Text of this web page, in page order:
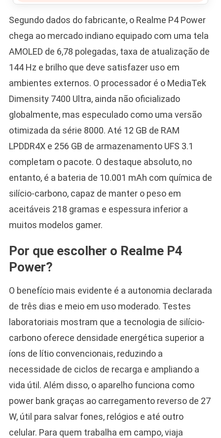
Segundo dados do fabricante, o Realme P4 Power
chega ao mercado indiano equipado com uma tela
AMOLED de 6,78 polegadas, taxa de atualização de
144 Hz e brilho que deve satisfazer uso em
ambientes externos. O processador é o MediaTek
Dimensity 7400 Ultra, ainda não oficializado
globalmente, mas especulado como uma versão
otimizada da série 8000. Até 12 GB de RAM
LPDDR4X e 256 GB de armazenamento UFS 3.1
completam o pacote. O destaque absoluto, no
entanto, é a bateria de 10.001 mAh com química de
silício-carbono, capaz de manter o peso em
aceitáveis 218 gramas e espessura inferior a
muitos modelos gamer.
Por que escolher o Realme P4
Power?
O benefício mais evidente é a autonomia declarada
de três dias e meio em uso moderado. Testes
laboratoriais mostram que a tecnologia de silício-
carbono oferece densidade energética superior a
íons de lítio convencionais, reduzindo a
necessidade de ciclos de recarga e ampliando a
vida útil. Além disso, o aparelho funciona como
power bank graças ao carregamento reverso de 27
W, útil para salvar fones, relógios e até outro
celular. Para quem trabalha em campo, viaja